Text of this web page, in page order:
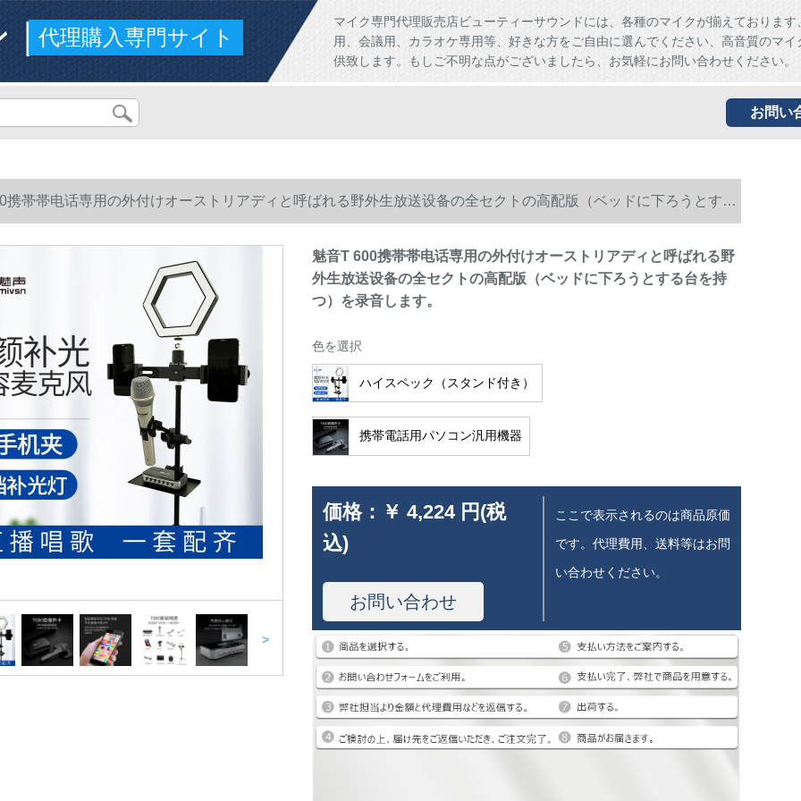
ド代理購入専門サイト
マイク専門代理販売店ビューティーサウンドには、各種のマイクが揃えております
用、会議用、カラオケ専用等、好きな方をご自由に選んでください、高音質のマイ
供致します。もしご不明な点がございましたら、お気軽にお問い合わせください。
お問い
携帯帯电话専用の外付けオーストリアディと呼ばれる野外生放送设备の全セクトの高配版（ベッドに下ろうとする
录音します。
>
魅音T 600携帯帯电话専用の外付けオーストリアディと呼ばれる野
外生放送设备の全セクトの高配版（ベッドに下ろうとする台を持
つ）を录音します。
色を選択
ハイスペック（スタンド付き）
携帯電話用パソコン汎用機器
価格： ￥ 4,224 円(税
込)
お問い合わせ
ここで表示されるのは商品原価
です。代理費用、送料等はお問
い合わせください。